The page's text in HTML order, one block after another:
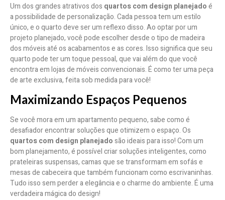
Um dos grandes atrativos dos quartos com design planejadoé
a possibilidade de personalização. Cada pessoa tem um estilo
único, e o quarto deve ser um reflexo disso. Ao optar por um
projeto planejado, você pode escolher desde o tipo de madeira
dos móveis até os acabamentos e as cores. Isso significa que seu
quarto pode ter um toque pessoal, que vai além do que você
encontra em lojas de móveis convencionais. É como ter uma peça
de arte exclusiva, feita sob medida para você!
Maximizando Espaços Pequenos
Se você mora em um apartamento pequeno, sabe como é
desafiador encontrar soluções que otimizem o espaço. Os
quartos com design planejadosão ideais para isso! Com um
bom planejamento, é possível criar soluções inteligentes, como
prateleiras suspensas, camas que se transformam em sofás e
mesas de cabeceira que também funcionam como escrivaninhas.
Tudo isso sem perder a elegância e o charme do ambiente. É uma
verdadeira mágica do design!